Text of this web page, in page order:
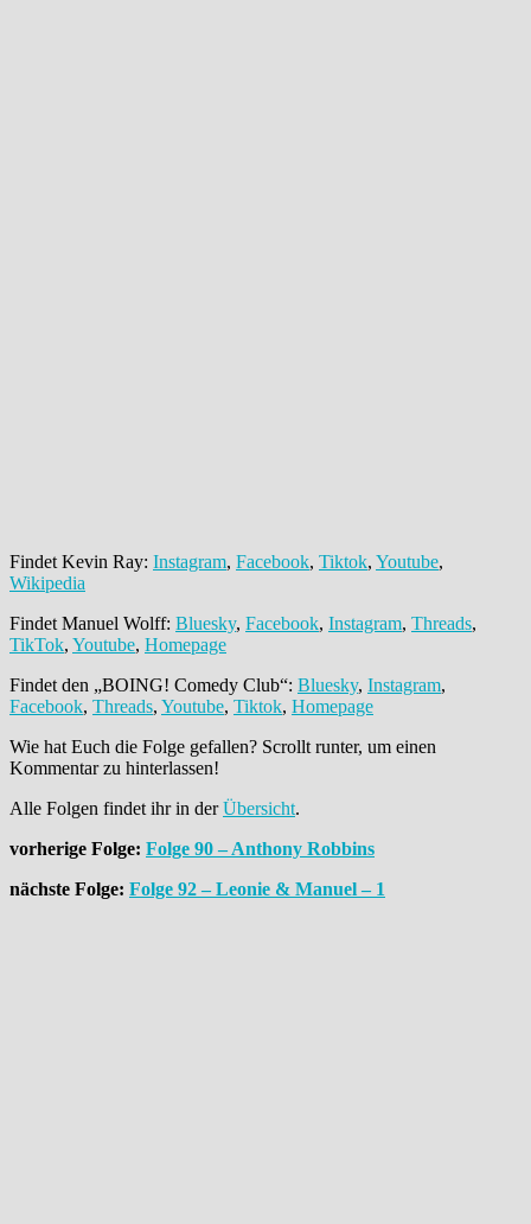
Findet Kevin Ray: Instagram, Facebook, Tiktok, Youtube,
Wikipedia
Findet Manuel Wolff: ⁠⁠⁠⁠⁠⁠⁠⁠⁠⁠⁠⁠⁠⁠⁠ Bluesky, ⁠ Facebook⁠⁠⁠⁠⁠⁠⁠⁠⁠⁠⁠⁠⁠⁠⁠⁠, ⁠⁠⁠⁠⁠⁠⁠⁠⁠⁠⁠⁠⁠⁠⁠⁠Instagram⁠⁠⁠⁠⁠⁠⁠⁠⁠⁠⁠⁠⁠⁠⁠⁠, ⁠⁠⁠Threads⁠⁠⁠,
⁠⁠⁠TikTok⁠⁠⁠⁠⁠⁠⁠⁠⁠⁠, ⁠⁠⁠Youtube⁠⁠⁠, ⁠⁠⁠⁠⁠⁠⁠Homepage⁠⁠⁠⁠⁠⁠⁠
Findet den „BOING! Comedy Club“: Bluesky, ⁠⁠⁠⁠⁠⁠⁠⁠⁠⁠⁠⁠⁠Instagram⁠⁠⁠⁠⁠⁠⁠⁠⁠⁠⁠⁠⁠,
⁠⁠⁠Facebook⁠⁠⁠, ⁠⁠⁠Threads⁠⁠⁠, ⁠⁠⁠⁠⁠⁠⁠⁠⁠⁠⁠⁠⁠Youtube⁠⁠⁠⁠⁠⁠⁠⁠⁠⁠⁠⁠⁠, ⁠⁠⁠⁠Tiktok⁠⁠⁠⁠, ⁠⁠⁠⁠⁠⁠⁠⁠Homepage⁠⁠⁠⁠⁠⁠
Wie hat Euch die Folge gefallen? Scrollt runter, um einen
Kommentar zu hinterlassen!
Alle Folgen findet ihr in derÜbersicht.
vorherige Folge: Folge 90 – Anthony Robbins
nächste Folge: Folge 92 – Leonie & Manuel – 1